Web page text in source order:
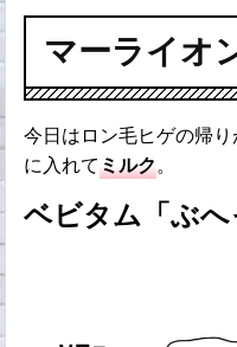
マーライオ
今日はロン毛ヒゲの帰
に入れてミルク。
ベビタム「ぶへ